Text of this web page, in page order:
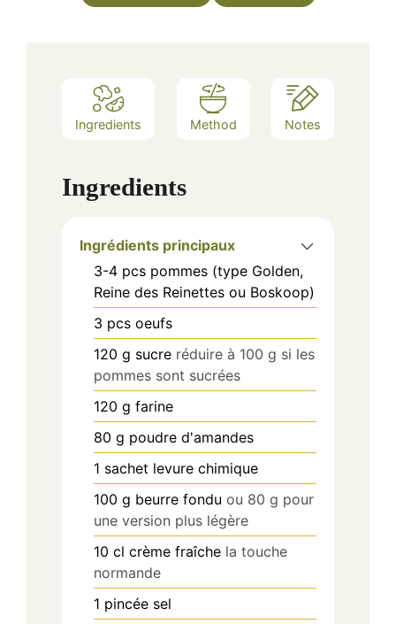
Ingredients Method Notes
Ingredients
Ingrédients principaux
3-4 pcs pommes (type Golden,
Reine des Reinettes ou Boskoop)
3 pcs oeufs
120 g sucre réduire à 100 g si les
pommes sont sucrées
120 g farine
80 g poudre d'amandes
1 sachet levure chimique
100 g beurre fondu ou 80 g pour
une version plus légère
10 cl crème fraîche la touche
normande
1 pincée sel